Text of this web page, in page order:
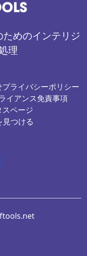
めのインテリジ
理
プライバシーポリシー
イアンス免責事項
スページ
見つける